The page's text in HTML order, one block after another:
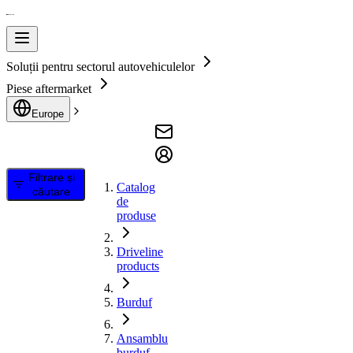
Soluții pentru sectorul autovehiculelor
Piese aftermarket
Europe
Filtrare și
căutare
Catalog
de
produse
Driveline
products
Burduf
Ansamblu